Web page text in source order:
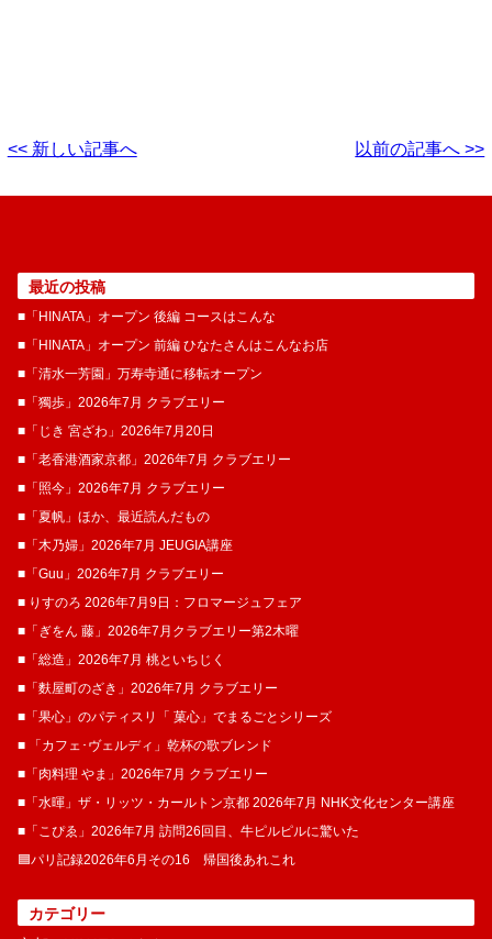
<< 新しい記事へ 以前の記事へ >>
最近の投稿
■「HINATA」オープン 後編 コースはこんな
■「HINATA」オープン 前編 ひなたさんはこんなお店
■「清水一芳園」万寿寺通に移転オープン
■「獨歩」2026年7月 クラブエリー
■「じき 宮ざわ」2026年7月20日
■「老香港酒家京都」2026年7月 クラブエリー
■「照今」2026年7月 クラブエリー
■「夏帆」ほか、最近読んだもの
■「木乃婦」2026年7月 JEUGIA講座
■「Guu」2026年7月 クラブエリー
■ りすのろ 2026年7月9日：フロマージュフェア
■「ぎをん 藤」2026年7月クラブエリー第2木曜
■「総造」2026年7月 桃といちじく
■「麩屋町のざき」2026年7月 クラブエリー
■「果心」のパティスリ「 菓​心」でまるごとシリーズ
■ 「カフェ･ヴェルディ」乾杯の歌ブレンド
■「肉料理 やま」2026年7月 クラブエリー
■「水暉」ザ・リッツ・カールトン京都 2026年7月 NHK文化センター講座
■「こぴゑ」2026年7月 訪問26回目、牛ピルピルに驚いた
🟦パリ記録2026年6月その16 帰国後あれこれ
カテゴリー